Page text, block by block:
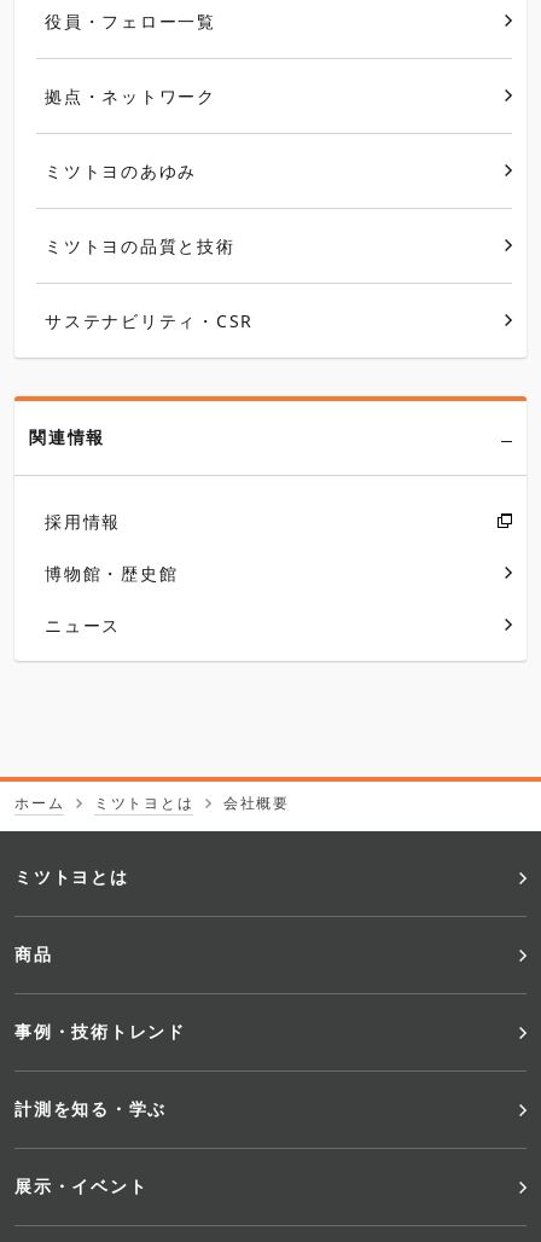
役員・フェロー一覧
拠点・ネットワーク
ミツトヨのあゆみ
ミツトヨの品質と技術
サステナビリティ・CSR
関連情報
採用情報
博物館・歴史館
ニュース
ホーム ミツトヨとは 会社概要
フ
ッ
タ
ー
メ
ュ
ミツトヨとは
商品
事例・技術トレンド
計測を知る・学ぶ
展示・イベント